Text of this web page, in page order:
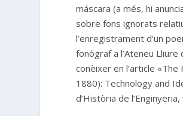
máscara (a més, hi
sobre fons ignorats
l’enregistrament d’un
fonògraf a l’Ateneu Lliure
conèixer en l’article
1880): Technology and
d’Història de l’Enginyeria,